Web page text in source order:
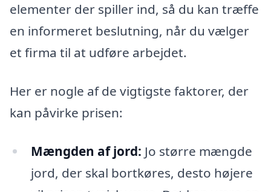
elementer der spiller ind, så du kan træffe
en informeret beslutning, når du vælger
et firma til at udføre arbejdet.
Her er nogle af de vigtigste faktorer, der
kan påvirke prisen:
Mængden af jord: Jo større mængde
jord, der skal bortkøres, desto højere